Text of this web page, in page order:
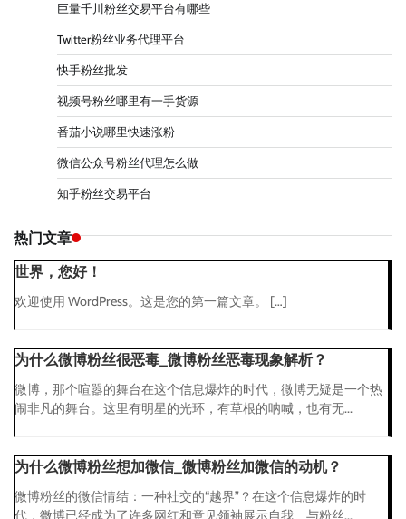
巨量千川粉丝交易平台有哪些
Twitter粉丝业务代理平台
快手粉丝批发
视频号粉丝哪里有一手货源
番茄小说哪里快速涨粉
微信公众号粉丝代理怎么做
知乎粉丝交易平台
热门文章
世界，您好！
欢迎使用 WordPress。这是您的第一篇文章。 […]
为什么微博粉丝很恶毒_微博粉丝恶毒现象解析？
微博，那个喧嚣的舞台在这个信息爆炸的时代，微博无疑是一个热
闹非凡的舞台。这里有明星的光环，有草根的呐喊，也有无...
为什么微博粉丝想加微信_微博粉丝加微信的动机？
微博粉丝的微信情结：一种社交的“越界”？在这个信息爆炸的时
代，微博已经成为了许多网红和意见领袖展示自我、与粉丝...